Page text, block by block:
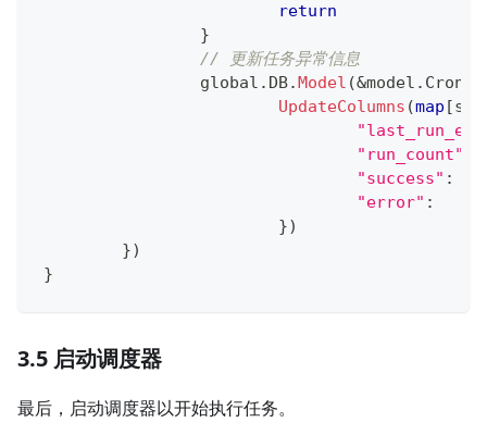
return
}
// 更新任务异常信息
		global
. DB.Model (&model .
UpdateColumns (map [
"run_count"
"success" :
"error" :
})
})
}
3.5 启动调度器
最后，启动调度器以开始执行任务。